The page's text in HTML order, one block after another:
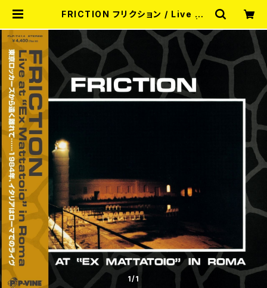
FRICTION フリクション / Live at
ECORD SHOP MISERY
1/1